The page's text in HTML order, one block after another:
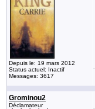
Depuis le: 19 mars 2012
Status actuel: Inactif
Messages: 3617
Grominou2
Déclamateur